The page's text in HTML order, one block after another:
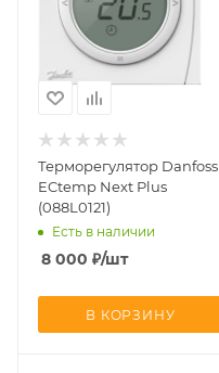
Терморегулятор Danfoss
ECtemp Next Plus
(088L0121)
Есть в наличии
8 000 ₽/шт
В КОРЗИНУ